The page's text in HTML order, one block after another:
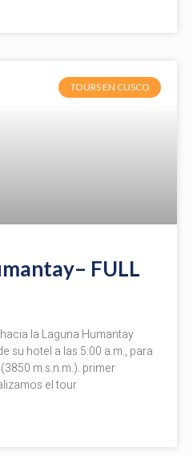
TOURS EN CUSCO
FULL
la Laguna Humantay
su hotel a las 5:00 a.m., para
m.s.n.m.). primer
el tour